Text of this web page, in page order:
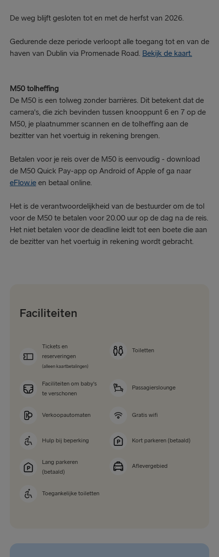
De weg blijft gesloten tot en met de herfst van 2026.
Gedurende deze periode verloopt alle toegang tot en van de
haven van Dublin via Promenade Road. Bekijk de kaart.
M50 tolheffing
De M50 is een tolweg zonder barrières. Dit betekent dat de
camera's, die zich bevinden tussen knooppunt 6 en 7 op de
M50, je plaatnummer scannen en de tolheffing aan de
bezitter van het voertuig in rekening brengen.
Betalen voor je reis over de M50 is eenvoudig - download
de M50 Quick Pay-app op Android of Apple of ga naar
eFlow.ie en betaal online.
Het is de verantwoordelijkheid van de bestuurder om de tol
voor de M50 te betalen voor 20.00 uur op de dag na de reis.
Het niet betalen voor de deadline leidt tot een boete die aan
de bezitter van het voertuig in rekening wordt gebracht.
Faciliteiten
Tickets en
reserveringen
(alleen kaartbetalingen)
Toiletten
Faciliteiten om baby's
te verschonen
Passagierslounge
Verkoopautomaten Gratis wifi
Hulp bij beperking Kort parkeren (betaald)
Lang parkeren
(betaald)
Aflevergebied
Toegankelijke toiletten